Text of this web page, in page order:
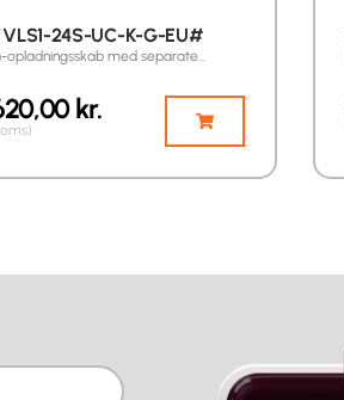
24S-UC-K-G-EU#
opladningsskab med separate…
kr.